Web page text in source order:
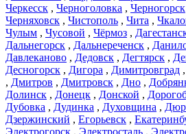
Черкесск , Черноголовка , Черногорск
Черняховск , Чистополь , Чита ,
Чулым , Чусовой , Чёрмоз ,
Дальнегорск , Дальнереченск ,
Давлеканово , Дедовск , Дегтярск ,
Десногорск , Дигора , Димитровград ,
, Дмитров , Дмитровск , Дно ,
Долинск , Донецк , Донской ,
Дубовка , Дудинка , Духовщина ,
Дзержинский , Егорьевск ,